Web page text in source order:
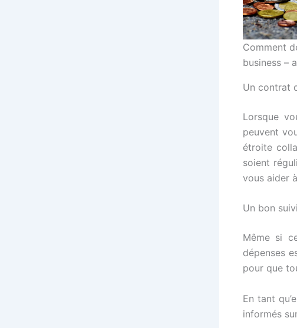
Comment
business –
Un contrat
Lorsque
peuvent
étroite
soient
vous aider
Un bon
Même si
dépenses
pour que
En tant
informés